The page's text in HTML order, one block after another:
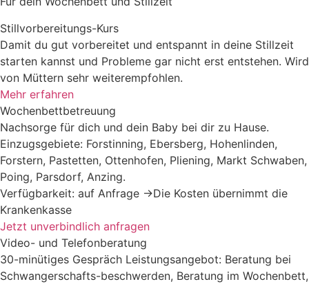
Stillvorbereitungs-Kurs
Damit du gut vorbereitet und entspannt in deine Stillzeit
starten kannst und Probleme gar nicht erst entstehen. Wird
von Müttern sehr weiterempfohlen.
Mehr erfahren
Wochenbettbetreuung
Nachsorge für dich und dein Baby bei dir zu Hause.
Einzugsgebiete: Forstinning, Ebersberg, Hohenlinden,
Forstern, Pastetten, Ottenhofen, Pliening, Markt Schwaben,
Poing, Parsdorf, Anzing.
Verfügbarkeit: auf Anfrage →Die Kosten übernimmt die
Krankenkasse
Jetzt unverbindlich anfragen
Video- und Telefonberatung
30-minütiges Gespräch Leistungsangebot: Beratung bei
Schwangerschafts-beschwerden, Beratung im Wochenbett,